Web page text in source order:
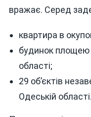
вражає. Серед
квартира в
будинок площею
області;
29 об’єктів
Одеській області.